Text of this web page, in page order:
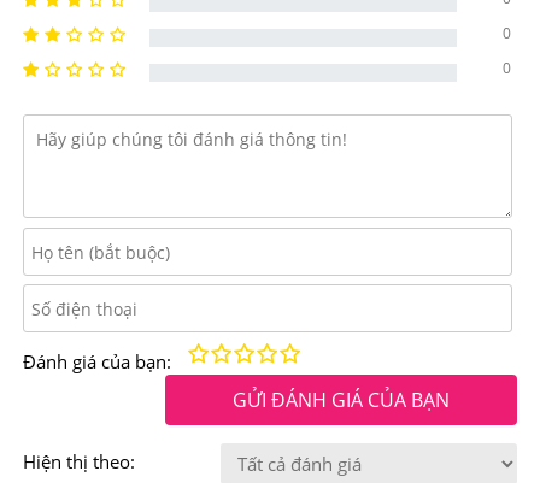
-Giảm các vấn đề hắc sắc tố làn da.
-Bảo vệ làn da khỏi tác hại từ ánh nắng, tia UV.
-Tăng cường sức khỏe cho mắt, giảm khô mắt.
-Ngăn ngừa bệnh tim và đột quỵ, giảm các vấn đề tim
mạch.
0
0
Đánh giá của bạn: Tuyệt vời!
Rất tốt
Trung bình
Fair
Kém
GỬI ĐÁNH GIÁ CỦA BẠN
Hiện thị theo: